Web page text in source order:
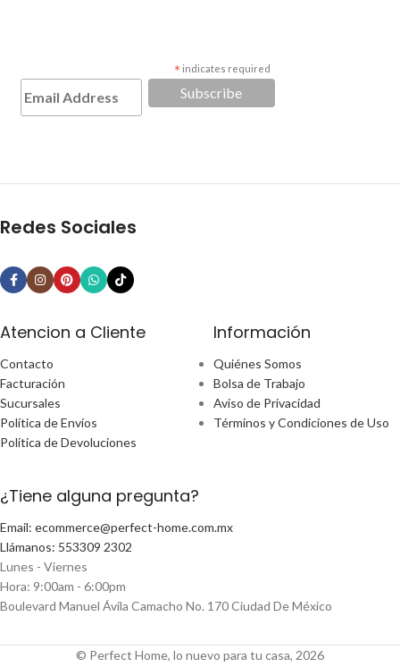
* indicates required
Redes Sociales
Atencion a Cliente
Contacto
Facturación
Sucursales
Política de Envíos
Política de Devoluciones
Información
Quiénes Somos
Bolsa de Trabajo
Aviso de Privacidad
Términos y Condiciones de Uso
¿Tiene alguna pregunta?
Email: ecommerce@perfect-home.com.mx
Llámanos: 553309 2302
Lunes - Viernes
Hora: 9:00am - 6:00pm
Boulevard Manuel Ávila Camacho No. 170 Ciudad De México
© Perfect Home, lo nuevo para tu casa, 2026